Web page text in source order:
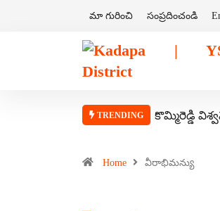
మా గురించి సంప్రదించండి
TRENDING కొమ్మిరెడ్డి
Home వీరాభిమన్యు